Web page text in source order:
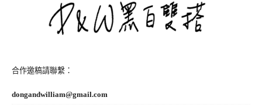
合作邀稿請聯繫：
dongandwilliam@gmail.com